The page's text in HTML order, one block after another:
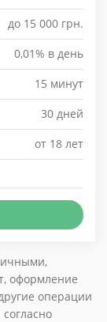
до 15 000 грн.
0,01% в день
15 минут
30 дней
от 18 лет
оформление
операции